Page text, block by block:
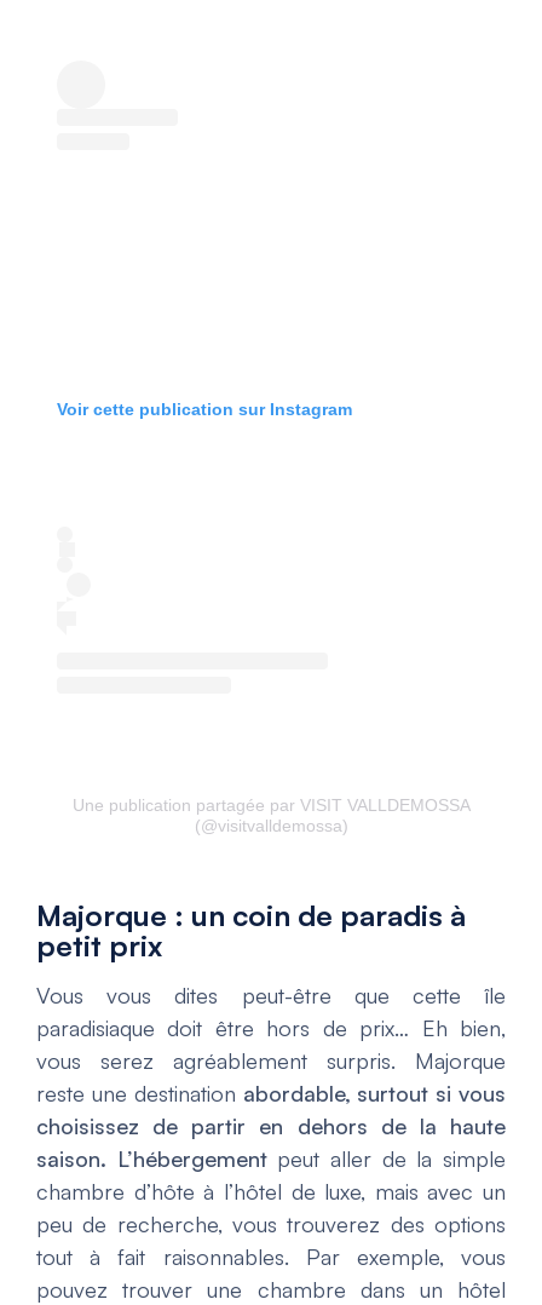
Voir cette publication sur Instagram
Une publication partagée par VISIT VALLDEMOSSA
(@visitvalldemossa)
Majorque : un coin de paradis à
petit prix
Vous vous dites peut-être que cette île
paradisiaque doit être hors de prix… Eh bien,
vous serez agréablement surpris. Majorque
reste une destination abordable, surtout si vous
choisissez de partir en dehors de la haute
saison. L’hébergementpeut aller de la simple
chambre d’hôte à l’hôtel de luxe, mais avec un
peu de recherche, vous trouverez des options
tout à fait raisonnables. Par exemple, vous
pouvez trouver une chambre dans un hôtel